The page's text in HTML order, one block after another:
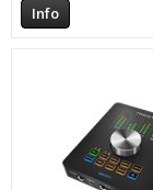
Info